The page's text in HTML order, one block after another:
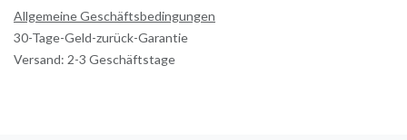
Allgemeine Geschäftsbedingungen
30-Tage-Geld-zurück-Garantie
Versand: 2-3 Geschäftstage